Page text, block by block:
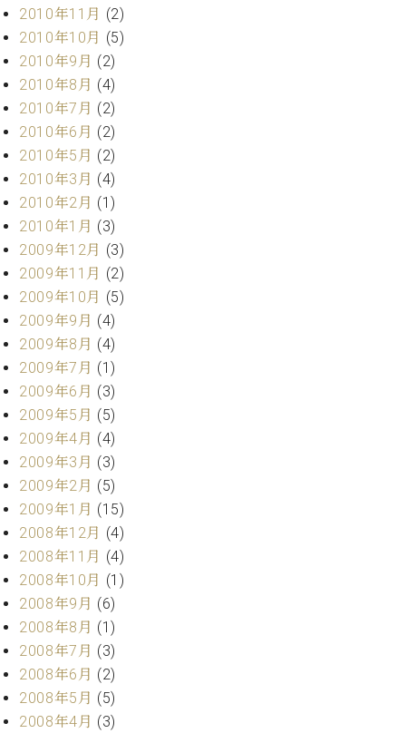
2010年11月 (2)
2010年10月 (5)
2010年9月 (2)
2010年8月 (4)
2010年7月 (2)
2010年6月 (2)
2010年5月 (2)
2010年3月 (4)
2010年2月 (1)
2010年1月 (3)
2009年12月 (3)
2009年11月 (2)
2009年10月 (5)
2009年9月 (4)
2009年8月 (4)
2009年7月 (1)
2009年6月 (3)
2009年5月 (5)
2009年4月 (4)
2009年3月 (3)
2009年2月 (5)
2009年1月 (15)
2008年12月 (4)
2008年11月 (4)
2008年10月 (1)
2008年9月 (6)
2008年8月 (1)
2008年7月 (3)
2008年6月 (2)
2008年5月 (5)
2008年4月 (3)